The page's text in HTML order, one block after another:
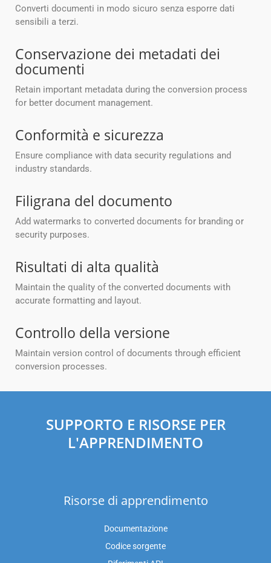
Converti documenti in modo sicuro senza esporre dati
sensibili a terzi.
Conservazione dei metadati dei
documenti
Retain important metadata during the conversion process
for better document management.
Conformità e sicurezza
Ensure compliance with data security regulations and
industry standards.
Filigrana del documento
Add watermarks to converted documents for branding or
security purposes.
Risultati di alta qualità
Maintain the quality of the converted documents with
accurate formatting and layout.
Controllo della versione
Maintain version control of documents through efficient
conversion processes.
SUPPORTO E RISORSE PER
L'APPRENDIMENTO
Risorse di apprendimento
Documentazione
Codice sorgente